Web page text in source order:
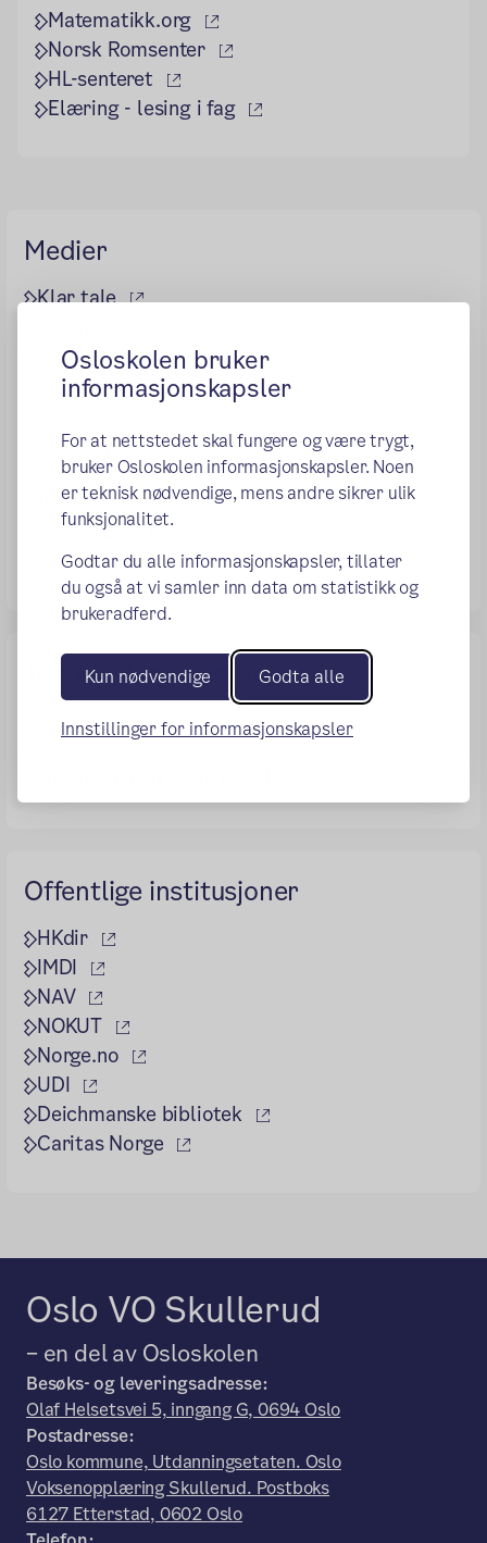
Osloskolen bruker
informasjonskapsler
For at nettstedet skal fungere og være trygt,
bruker Osloskolen informasjonskapsler. Noen
er teknisk nødvendige, mens andre sikrer ulik
funksjonalitet.
Godtar du alle informasjonskapsler, tillater
du også at vi samler inn data om statistikk og
brukeradferd.
Kun nødvendige Godta alle
Innstillinger for informasjonskapsler
Matematikk.org
(ekstern lenke)
Norsk Romsenter
(ekstern lenke)
HL-senteret
(ekstern lenke)
Elæring - lesing i fag
(ekstern lenke)
Medier
Klar tale
(ekstern lenke)
Aftenposten
(ekstern lenke)
Dagsavisen
(ekstern lenke)
NRK Super
(ekstern lenke)
Ny i Norge – nyheter på flere språk
(ekstern
Verdensbiblioteket
(ekstern lenke)
Barnebøker for Norge
Store norske leksikon
(ekstern lenke)
Tegnspråkressurser
Tegnordbok
(ekstern lenke)
(ekstern lenke)
Offentlige institusjoner
HKdir
(ekstern lenke)
IMDI
(ekstern lenke)
NAV
(ekstern lenke)
NOKUT
(ekstern lenke)
Norge.no
(ekstern lenke)
UDI
(ekstern lenke)
Deichmanske bibliotek
(ekstern lenke)
Caritas Norge
(ekstern lenke)
Oslo VO Skullerud
– en del av Osloskolen
Besøks- og leveringsadresse:
Olaf Helsetsvei 5, inngang G, 0694 Oslo
Postadresse:
Oslo kommune, Utdanningsetaten. Oslo
Voksenopplæring Skullerud. Postboks
6127 Etterstad, 0602 Oslo